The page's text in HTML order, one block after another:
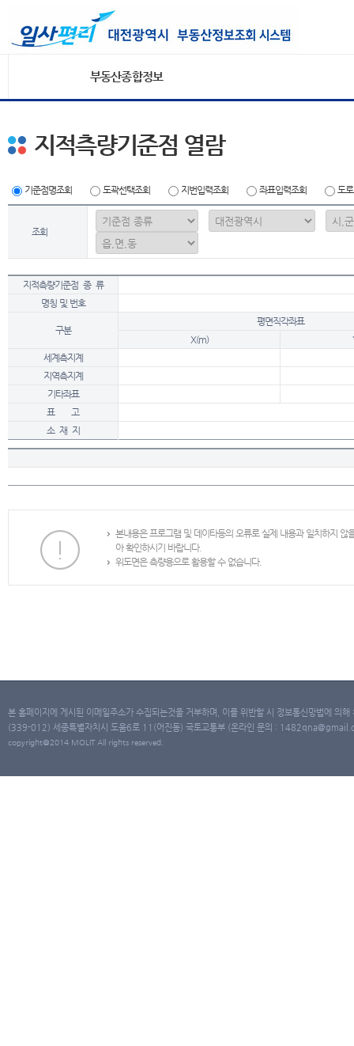
부동산종합정보
지적측량기준점 열람
기준점명조회 도곽선택조회 지번입력조회 좌표입력조회 도
조회
지적측량기준점 종 류
명칭 및 번호
구분
평면직각좌표
X(m)
세계측지계
지역측지계
기타좌표
표 고
소 재 지
본내용은 프로그램 및 데이타등의 오류로 실제 내용과 일치하지
아 확인하시기 바랍니다.
위도면은 측량용으로 활용할 수 없습니다.
본 홈페이지에 게시된 이메일주소가 수집되는것을 거부하며, 이를 위반할 시 정보통신망법에 의
(339-012) 세종특별자치시 도움6로 11(어진동) 국토교통부 (온라인 문의 :
copyright@2014 MOLIT All rights reserved.